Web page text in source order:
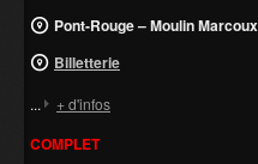
Pont-Rouge – Moulin Marcoux
Billetterie
... + d'infos
COMPLET